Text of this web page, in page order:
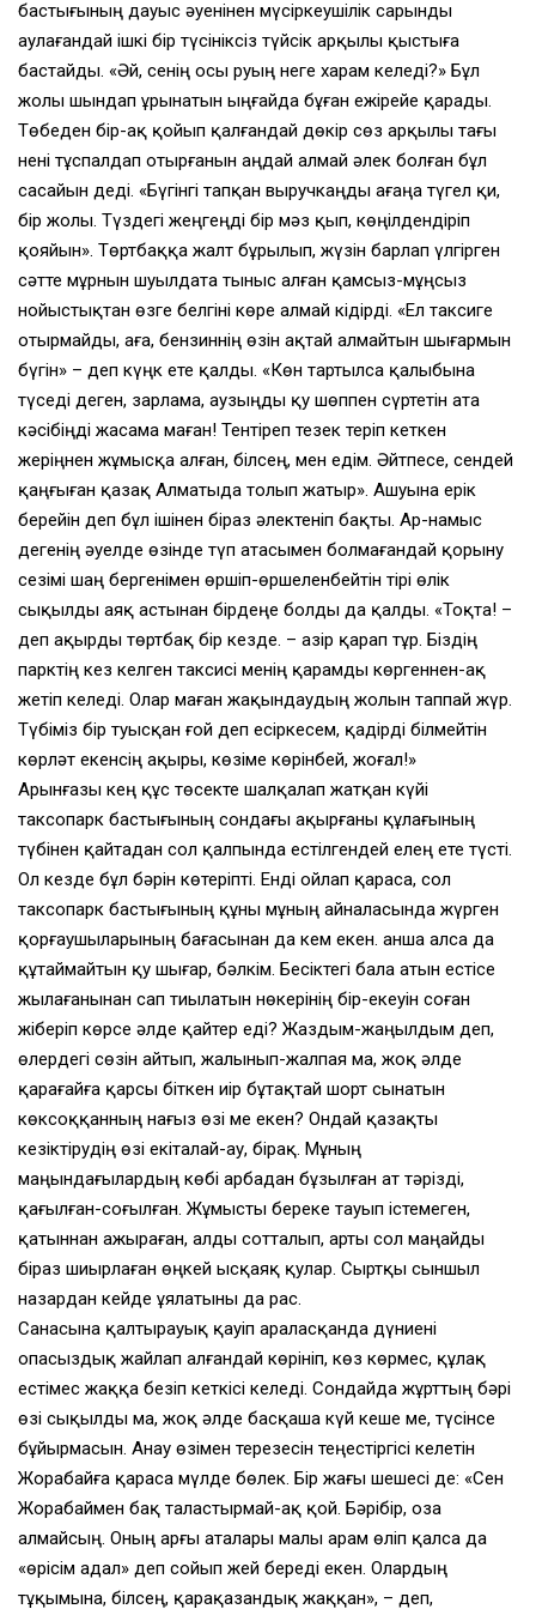
бастығының дауыс әуенiнен мүсiркеушiлiк сарынды
аулағандай iшкi бiр түсiнiксiз түйсiк арқылы қыстыға
бастайды. «Әй, сенiң осы руың неге харам келедi?» Бұл
жолы шындап ұрынатын ыңғайда бұған ежiрейе қарады.
Төбеден бiр-ақ қойып қалғандай дөкiр сөз арқылы тағы
ненi тұспалдап отырғанын аңдай алмай әлек болған бұл
сасайын дедi. «Бүгiнгi тапқан выручкаңды ағаңа түгел қи,
бiр жолы. Түздегi жеңгеңдi бiр мәз қып, көңiлдендiрiп
қояйын». Төртбаққа жалт бұрылып, жүзiн барлап үлгiрген
сәтте мұрнын шуылдата тыныс алған қамсыз-мұңсыз
нойыстықтан өзге белгiнi көре алмай кiдiрдi. «Ел таксиге
отырмайды, аға, бензиннiң өзiн ақтай алмайтын шығармын
бүгiн» – деп күңк ете қалды. «Көн тартылса қалыбына
түседi деген, зарлама, аузыңды қу шөппен сүртетiн ата
кәсiбiңдi жасама маған! Тентiреп тезек терiп кеткен
жерiңнен жұмысқа алған, бiлсең, мен едiм. Әйтпесе, сендей
қаңғыған қазақ Алматыда толып жатыр». Ашуына ерiк
берейiн деп бұл iшiнен бiраз әлектенiп бақты. Ар-намыс
дегенiң әуелде өзiнде түп атасымен болмағандай қорыну
сезiмi шаң бергенiмен өршiп-өршеленбейтiн тiрi өлiк
сықылды аяқ астынан бiрдеңе болды да қалды. «Тоқта! –
деп ақырды төртбақ бiр кезде. – Қазiр қарап тұр. Бiздiң
парктiң кез келген таксисi менiң қарамды көргеннен-ақ
жетiп келедi. Олар маған жақындаудың жолын таппай жүр.
Түбiмiз бiр туысқан ғой деп есiркесем, қадiрдi бiлмейтiн
көрләт екенсiң ақыры, көзiме көрiнбей, жоғал!»
Арынғазы кең құс төсекте шалқалап жатқан күйi
таксопарк бастығының сондағы ақырғаны құлағының
түбiнен қайтадан сол қалпында естiлгендей елең ете түстi.
Ол кезде бұл бәрiн көтерiптi. Ендi ойлап қараса, сол
таксопарк бастығының құны мұның айналасында жүрген
қорғаушыларының бағасынан да кем екен. Қанша алса да
құтаймайтын қу шығар, бәлкiм. Бесiктегi бала атын естiсе
жылағанынан сап тиылатын нөкерiнiң бiр-екеуiн соған
жiберiп көрсе әлде қайтер едi? Жаздым-жаңылдым деп,
өлердегi сөзiн айтып, жалынып-жалпая ма, жоқ әлде
қарағайға қарсы бiткен иiр бұтақтай шорт сынатын
көксоққанның нағыз өзi ме екен? Ондай қазақты
кезiктiрудiң өзi екiталай-ау, бiрақ. Мұның
маңындағылардың көбi арбадан бұзылған ат тәрiздi,
қағылған-соғылған. Жұмысты береке тауып iстемеген,
қатыннан ажыраған, алды сотталып, арты сол маңайды
бiраз шиырлаған өңкей ысқаяқ қулар. Сыртқы сыншыл
назардан кейде ұялатыны да рас.
Санасына қалтырауық қауiп араласқанда дүниенi
опасыздық жайлап алғандай көрiнiп, көз көрмес, құлақ
естiмес жаққа безiп кеткiсi келедi. Сондайда жұрттың бәрi
өзi сықылды ма, жоқ әлде басқаша күй кеше ме, түсiнсе
бұйырмасын. Анау өзiмен терезесiн теңестiргiсi келетiн
Жорабайға қараса мүлде бөлек. Бiр жағы шешесi де: «Сен
Жорабаймен бақ таластырмай-ақ қой. Бәрiбiр, оза
алмайсың. Оның арғы аталары малы арам өлiп қалса да
«өрiсiм адал» деп сойып жей бередi екен. Олардың
тұқымына, бiлсең, қарақазандық жаққан», – деп,